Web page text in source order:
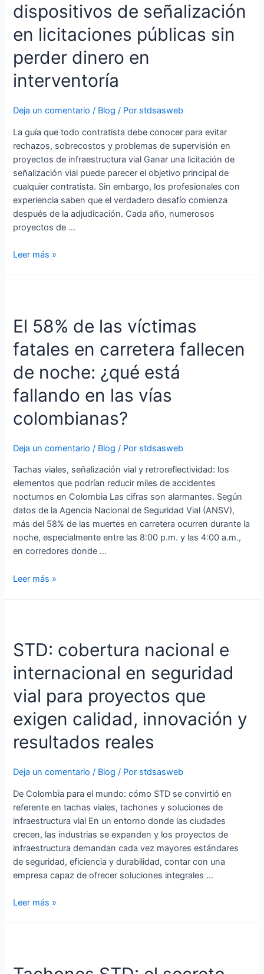
dispositivos de señalización
en licitaciones públicas sin
perder dinero en
interventoría
Deja un comentario / Blog / Por stdsasweb
La guía que todo contratista debe conocer para evitar
rechazos, sobrecostos y problemas de supervisión en
proyectos de infraestructura vial Ganar una licitación de
señalización vial puede parecer el objetivo principal de
cualquier contratista. Sin embargo, los profesionales con
experiencia saben que el verdadero desafío comienza
después de la adjudicación. Cada año, numerosos
proyectos de …
dispositivos
de
señalización
en
licitaciones
públicas
perder
en
interventoría
Leer más »
El 58% de las víctimas
fatales en carretera fallecen
de noche: ¿qué está
fallando en las vías
colombianas?
Deja un comentario / Blog / Por stdsasweb
Tachas viales, señalización vial y retroreflectividad: los
elementos que podrían reducir miles de accidentes
nocturnos en Colombia Las cifras son alarmantes. Según
datos de la Agencia Nacional de Seguridad Vial (ANSV),
más del 58% de las muertes en carretera ocurren durante la
noche, especialmente entre las 8:00 p.m. y las 4:00 a.m.,
en corredores donde …
de
las
víctimas
en
carretera
fallecen
de
¿qué
fallando
en
las
vías
colombianas?
Leer más »
STD: cobertura nacional e
internacional en seguridad
vial para proyectos que
exigen calidad, innovación y
resultados reales
Deja un comentario / Blog / Por stdsasweb
De Colombia para el mundo: cómo STD se convirtió en
referente en tachas viales, tachones y soluciones de
infraestructura vial En un entorno donde las ciudades
crecen, las industrias se expanden y los proyectos de
infraestructura demandan cada vez mayores estándares
de seguridad, eficiencia y durabilidad, contar con una
empresa capaz de ofrecer soluciones integrales …
nacional
e
internacional
seguridad
vial
para
proyectos
exigen
innovación
y
resultados
reales
Leer más »
el